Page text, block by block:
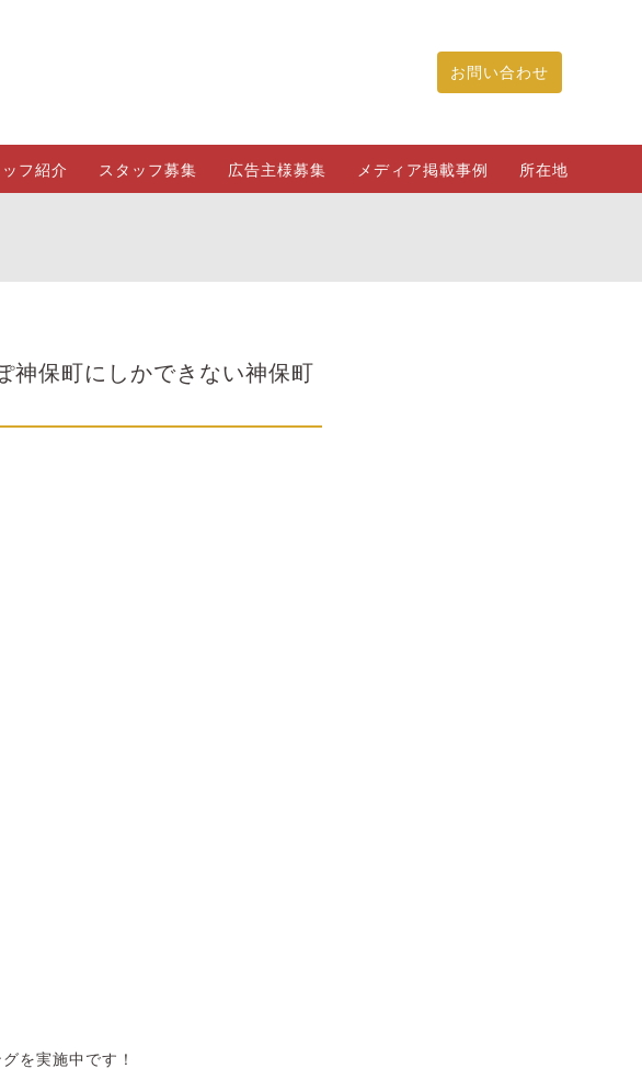
お問い合わせ
フ紹介 スタッフ募集 広告主様募集 メディア掲載事例 所在地
神保町にしかできない神保町
を実施中です！